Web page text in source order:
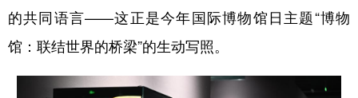
的共同语言——这正是今年国际博物馆日主题“博物
馆：联结世界的桥梁”的生动写照。